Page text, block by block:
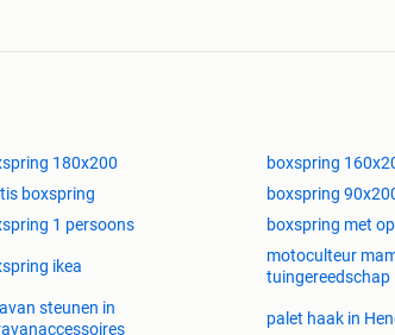
) zeker voor 17u bellen voor afspraak
180x200 boxspring
boxspring boxspring
1 persoons boxspring met
ikea
motoculteur
tuingereedschap
steunen in
palet haak in